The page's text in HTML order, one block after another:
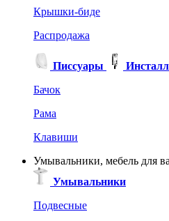
Крышки-биде
Распродажа
Писсуары
Бачок
Рама
Клавиши
Умывальники, мебель для
Умывальники
Подвесные